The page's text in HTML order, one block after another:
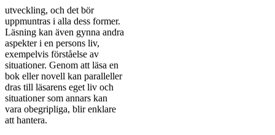
utveckling, och det bör
uppmuntras i alla dess former.
Läsning kan även gynna andra
aspekter i en persons liv,
exempelvis förståelse av
situationer. Genom att läsa en
bok eller novell kan paralleller
dras till läsarens eget liv och
situationer som annars kan
vara obegripliga, blir enklare
att hantera.